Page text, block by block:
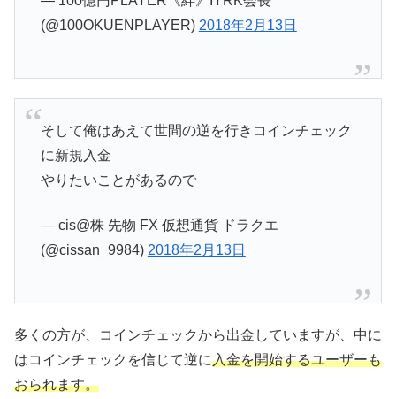
(@100OKUENPLAYER) 2018年2月13日
そして俺はあえて世間の逆を行きコインチェック
に新規入金
やりたいことがあるので
— cis@株 先物 FX 仮想通貨 ドラクエ
(@cissan_9984) 2018年2月13日
多くの方が、コインチェックから出金していますが、中に
はコインチェックを信じて逆に入金を開始するユーザーも
おられます。